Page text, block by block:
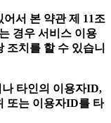
서 본 약관 제 11조
경우 서비스 이용
조치를 할 수 있습니
타인의 이용자ID,
또는 이용자ID를 타